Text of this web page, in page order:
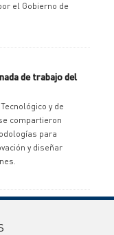
el Gobierno de
de trabajo del
y de
compartieron
para
y diseñar